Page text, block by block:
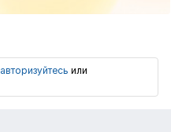
авторизуйтесь или